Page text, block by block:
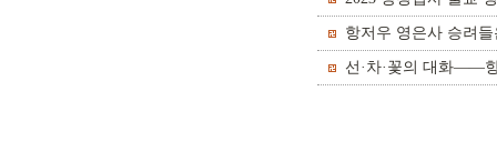
항저우 영은사 승려
선·차·꽃의 대화——